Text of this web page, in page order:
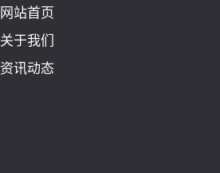
网站首页
关于我们
资讯动态